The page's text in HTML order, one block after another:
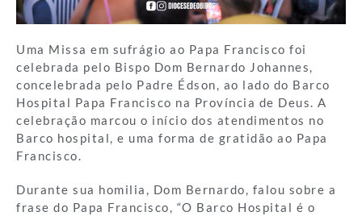
Uma Missa em sufrágio ao Papa Francisco foi
celebrada pelo Bispo Dom Bernardo Johannes,
concelebrada pelo Padre Édson, ao lado do Barco
Hospital Papa Francisco na Província de Deus. A
celebração marcou o início dos atendimentos no
Barco hospital, e uma forma de gratidão ao Papa
Francisco.
Durante sua homilia, Dom Bernardo, falou sobre a
frase do Papa Francisco, “O Barco Hospital é o